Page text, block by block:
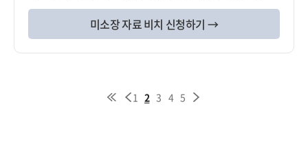
미소장 자료 비치 신청하기 →
1 2 3 4 5